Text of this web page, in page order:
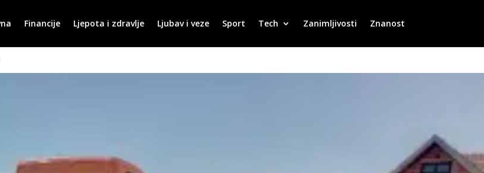
Financije Ljepota i zdravlje Ljubav i veze Sport Tech Zanimljivosti Znanost